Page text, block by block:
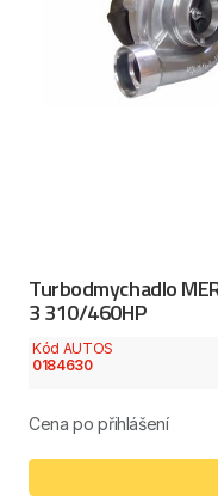
Turbodmychadlo
3 310/460HP
Kód AUTOS
0184630
Cena po přihlášení